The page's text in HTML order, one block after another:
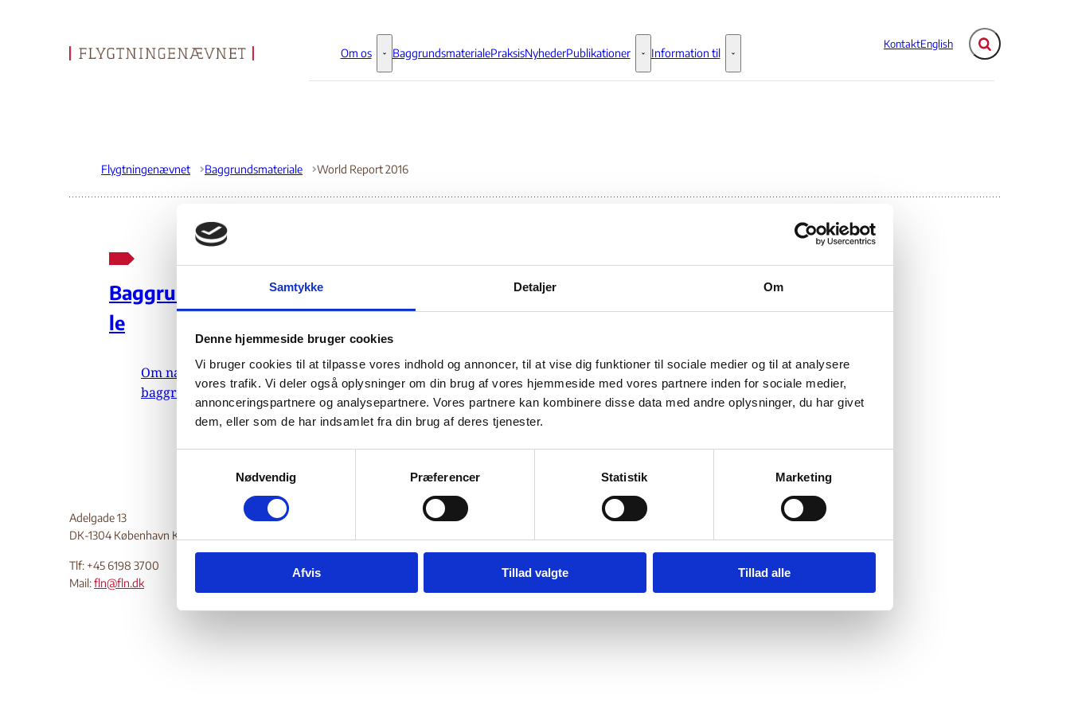
Samtykke Detaljer Om
Denne hjemmeside bruger cookies
Vi bruger cookies til at tilpasse vores indhold og annoncer, til at vise dig funktioner til sociale medier og til at analysere
vores trafik. Vi deler også oplysninger om din brug af vores hjemmeside med vores partnere inden for sociale medier,
annonceringspartnere og analysepartnere. Vores partnere kan kombinere disse data med andre oplysninger, du har givet
dem, eller som de har indsamlet fra din brug af deres tjenester.
y
v
Nødvendig Præferencer Statistik Marketing
Afvis Tillad valgte Tillad alle
Gå til forsiden
KontaktEnglish Fold søgefelt ud
Om os Om os - Flere links
BaggrundsmaterialePraksisNyhederPublikationer Publikationer - Flere links
Information til Information til - Flere links
Flygtningenævnet Baggrundsmateriale World Report 2016
Baggrundsmateria
le
Om nævnets
baggrundsmateriale
World Report 2016
Adelgade 13
DK-1304 København K
Tlf: +45 6198 3700
Mail:fln@fln.dk
Digital Post - Borger
Tilgængelighedserklæring